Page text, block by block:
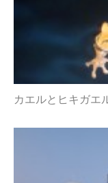
カエルとヒキガエ